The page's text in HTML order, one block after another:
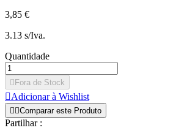
3,85 €
3.13 s/Iva.
Quantidade
 Fora de Stock
Adicionar à Wishlist
 Comparar este Produto
Partilhar :